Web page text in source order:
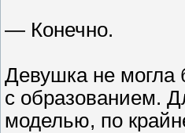
— Конечно.
Девушка не могла
с образованием.
моделью, по